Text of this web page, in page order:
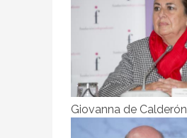
Giovanna de Calderón